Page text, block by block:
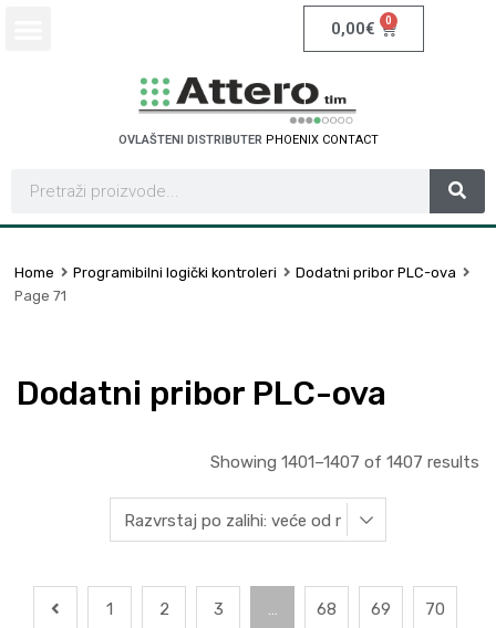
0,00€ 0
OVLAŠTENI DISTRIBUTER PHOENIX CONTACT
Home Programibilni logički kontroleri
Dodatni pribor PLC-ova
Page 71
Dodatni pribor PLC-ova
Showing 1401–1407 of 1407 results
1 2 3 … 68 69 70